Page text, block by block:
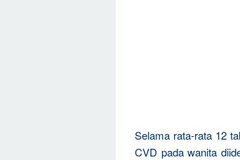
Selama rata-rata 12
CVD pada wanita